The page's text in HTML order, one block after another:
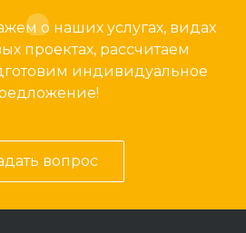
о наших услугах, видах
проектах, рассчитаем
индивидуальное
вопрос